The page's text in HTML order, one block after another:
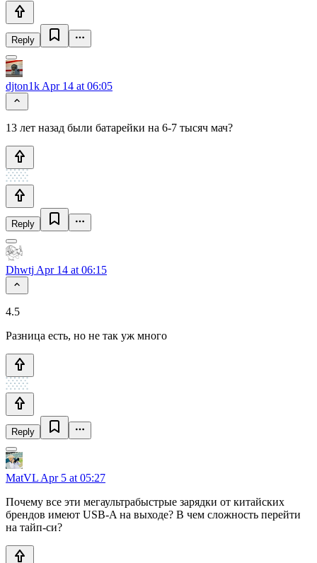
Reply
djton1k Apr 14 at 06:05
13 лет назад были батарейки на 6-7 тысяч мач?
Reply
Dhwtj Apr 14 at 06:15
4.5
Разница есть, но не так уж много
Reply
MatVL Apr 5 at 05:27
Почему все эти мегаультрабыстрые зарядки от китайских
брендов имеют USB-A на выходе? В чем сложность перейти
на тайп-си?